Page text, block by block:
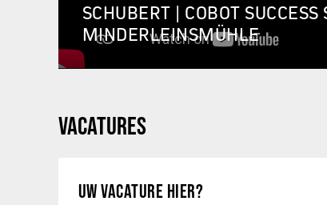
SCHUBERT | COBOT SUCCESS
MINDERLEINSMÜHLE
VACATURES
UW VACATURE HIER?